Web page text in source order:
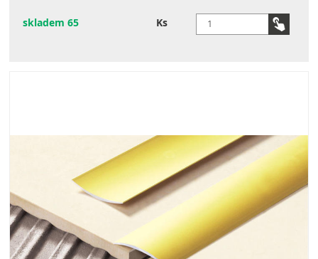
skladem 65 Ks